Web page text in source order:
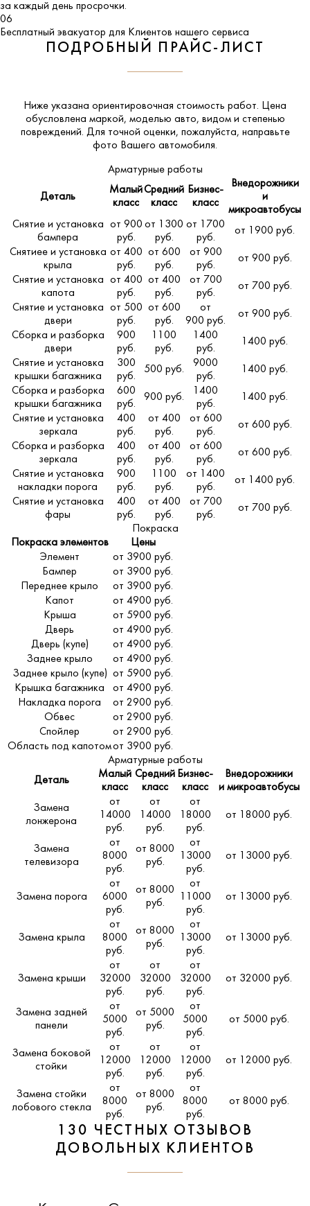
за каждый день просрочки.
06
Бесплатный эвакуатор для Клиентов нашего сервиса
ПОДРОБНЫЙ ПРАЙС-ЛИСТ
Ниже указана ориентировочная стоимость работ. Цена
обусловлена маркой, моделью авто, видом и степенью
повреждений. Для точной оценки, пожалуйста, направьте
фото Вашего автомобиля.
Арматурные работы
Деталь
Малый
класс
Средний
класс
Бизнес-
класс
Внедорожники
и
микроавтобусы
Снятие и установка
бампера
от 900
руб.
от 1300
руб.
от 1700
руб.
от 1900 руб.
Снятиее и установка
крыла
от 400
руб.
от 600
руб.
от 900
руб.
от 900 руб.
Снятие и установка
капота
от 400
руб.
от 400
руб.
от 700
руб.
от 700 руб.
Снятие и установка
двери
от 500
руб.
от 600
руб.
от
900 руб.
от 900 руб.
Сборка и разборка
двери
900
руб.
1100
руб.
1400
руб.
1400 руб.
Снятие и установка
крышки багажника
300
руб.
500 руб.
9000
руб.
1400 руб.
Сборка и разборка
крышки багажника
600
руб.
900 руб.
1400
руб.
1400 руб.
Снятие и установка
зеркала
400
руб.
от 400
руб.
от 600
руб.
от 600 руб.
Сборка и разборка
зеркала
400
руб.
от 400
руб.
от 600
руб.
от 600 руб.
Снятие и установка
накладки порога
900
руб.
1100
руб.
от 1400
руб.
от 1400 руб.
Снятие и установка
фары
400
руб.
от 400
руб.
от 700
руб.
от 700 руб.
Покраска
Покраска элементов
Цены
Элемент
от 3900 руб.
Бампер
от 3900 руб.
Переднее крыло
от 3900 руб.
Капот
от 4900 руб.
Крыша
от 5900 руб.
Дверь
от 4900 руб.
Дверь (купе)
от 4900 руб.
Заднее крыло
от 4900 руб.
Заднее крыло (купе) от 5900 руб.
Крышка багажника
от 4900 руб.
Накладка порога
от 2900 руб.
Обвес
от 2900 руб.
Спойлер
от 2900 руб.
Область под капотомот 3900 руб.
Арматурные работы
Деталь
Малый
класс
Средний
класс
Бизнес-
класс
Внедорожники
и микроавтобусы
Замена
лонжерона
от
14000
руб.
от
14000
руб.
от
18000
руб.
от 18000 руб.
Замена
телевизора
от
8000
руб.
от 8000
руб.
от
13000
руб.
от 13000 руб.
Замена порога
от
6000
руб.
от 8000
руб.
от
11000
руб.
от 13000 руб.
Замена крыла
от
8000
руб.
от 8000
руб.
от
13000
руб.
от 13000 руб.
Замена крыши
от
32000
руб.
от
32000
руб.
от
32000
руб.
от 32000 руб.
Замена задней
панели
от
5000
руб.
от 5000
руб.
от
5000
руб.
от 5000 руб.
Замена боковой
стойки
от
12000
руб.
от
12000
руб.
от
12000
руб.
от 12000 руб.
Замена стойки
лобового стекла
от
8000
руб.
от 8000
руб.
от
8000
руб.
от 8000 руб.
130 ЧЕСТНЫХ ОТЗЫВОВ
ДОВОЛЬНЫХ КЛИЕНТОВ